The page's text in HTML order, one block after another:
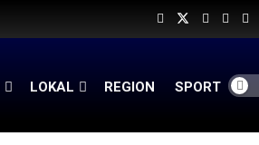
LOKAL REGION SPORT